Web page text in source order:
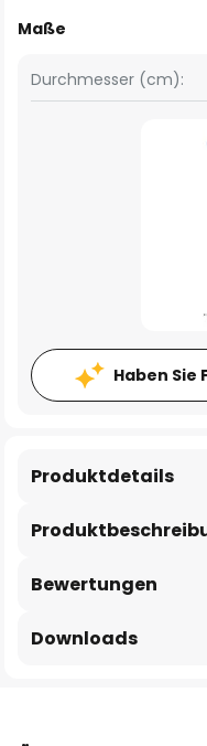
Maße
Durchmesser (cm):
Haben Sie
Produktdetails
Bewertungen
Downloads